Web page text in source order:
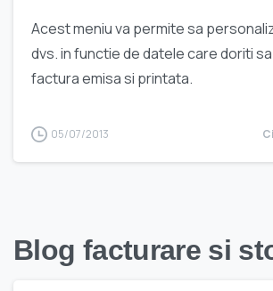
Acest meniu va permite sa
dvs. in functie de datele care doriti
factura emisa si printata.
05/07/2013
Blog facturare si